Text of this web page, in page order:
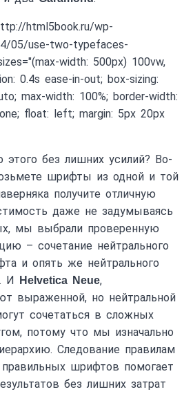
html5book.ru/wp-
05/use-two-typefaces-
width: 500px) 100vw,
0.4s ease-in-out; box-sizing:
max-width: 100%; border-width:
float: left; margin: 5px 20px
этого без лишних усилий? Во-
шрифты из одной и той
получите отличную
даже не задумываясь
мы выбрали проверенную
– сочетание нейтрального
и опять же нейтрального
И
Helvetica Neue,
выраженной, но нейтральной
сочетаться в сложных
потому что мы изначально
Следование правилам
правильных шрифтов помогает
без лишних затрат